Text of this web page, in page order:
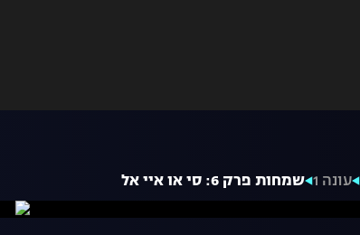
עונה 1 שמחות פרק 6: סי או איי אל